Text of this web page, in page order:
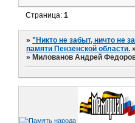
Страница:1
»"Никто не забыт, ничто не
памяти Пензенской области. »
» Милованов Андрей